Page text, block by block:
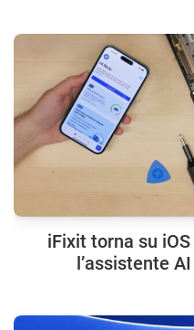
iFixit torna su
l’assistente